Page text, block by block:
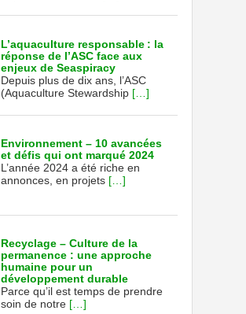
L’aquaculture responsable : la
réponse de l’ASC face aux
enjeux de Seaspiracy
Depuis plus de dix ans, l’ASC
(Aquaculture Stewardship […]
Environnement – 10 avancées
et défis qui ont marqué 2024
L’année 2024 a été riche en
annonces, en projets […]
Recyclage – Culture de la
permanence : une approche
humaine pour un
développement durable
Parce qu’il est temps de prendre
soin de notre […]